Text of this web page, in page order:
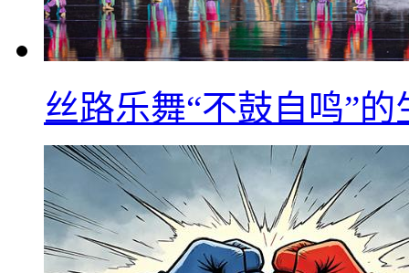
丝路乐舞“不鼓自鸣”